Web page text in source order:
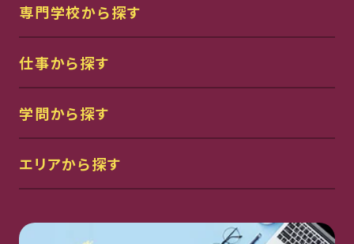
専門学校から探す
仕事から探す
学問から探す
エリアから探す